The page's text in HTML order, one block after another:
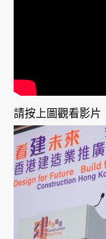
請按上圖觀看影片